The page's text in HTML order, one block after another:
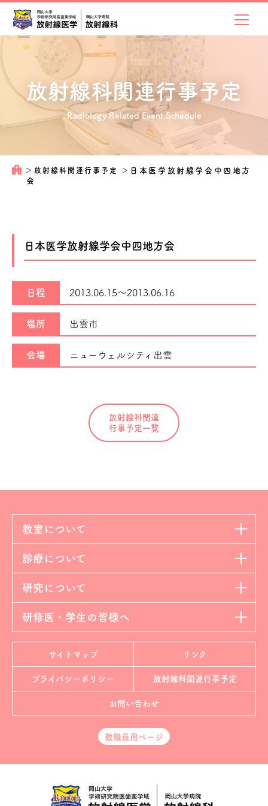
放射線科関連行事予定
Radiology Related Event Schedule
＞ 放射線科関連行事予定 ＞ 日本医学放射線学会中四地方
会
日本医学放射線学会中四地方会
日程 2013.06.15～2013.06.16
場所 出雲市
会場 ニューウェルシティ出雲
放射線科関連
行事予定一覧
教室について
診療について
研究について
研修医・学生の皆様へ
サイトマップ リンク
プライバシーポリシー 放射線科関連行事予定
お問い合わせ
教職員用ページ